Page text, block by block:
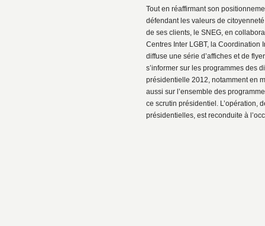
Tout en réaffirmant son
défendant les valeurs de
de ses clients, le SNEG, en
Centres Inter LGBT, la Coordination
diffuse une série d’affiches et de
s’informer sur les programmes des
présidentielle 2012, notamment en
aussi sur l’ensemble des
ce scrutin présidentiel. L’opération,
présidentielles, est reconduite à